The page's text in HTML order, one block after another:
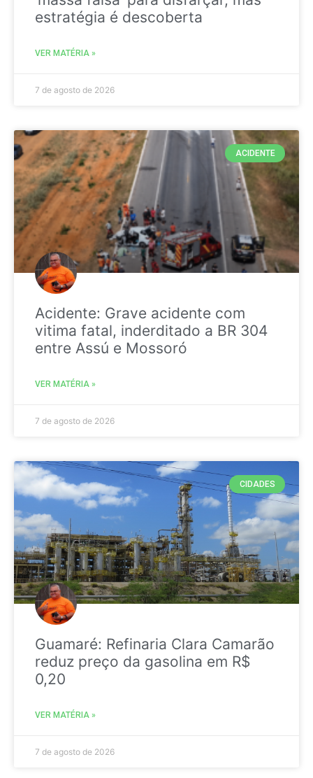
estratégia é descoberta
VER MATÉRIA »
7 de agosto de 2026
ACIDENTE
Acidente: Grave acidente com
vitima fatal, inderditado a BR 304
entre Assú e Mossoró
VER MATÉRIA »
7 de agosto de 2026
CIDADES
Guamaré: Refinaria Clara Camarão
reduz preço da gasolina em R$
0,20
VER MATÉRIA »
7 de agosto de 2026